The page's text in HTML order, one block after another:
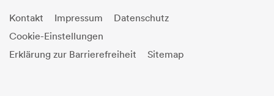
Kontakt Impressum
Datenschutz
Cookie-Einstellungen
Erklärung zur Barrierefreiheit
Sitemap